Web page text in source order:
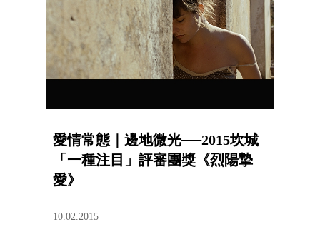
愛情常態｜邊地微光──2015坎城
「一種注目」評審團獎《烈陽摯
愛》
10.02.2015